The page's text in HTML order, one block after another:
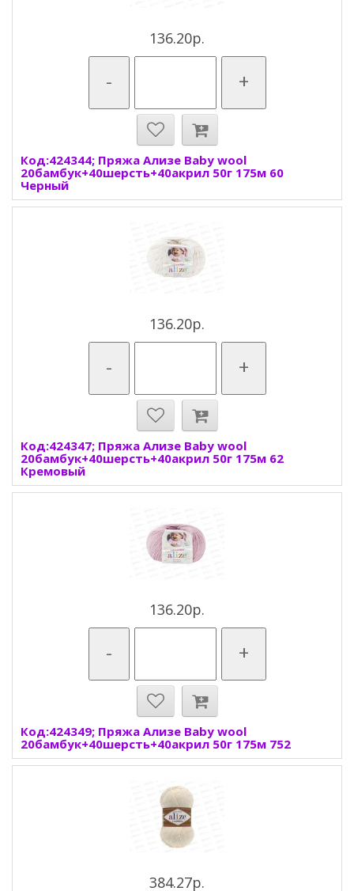
136.20р.
- +
Код:424344; Пряжа Ализе Baby wool
20бамбук+40шерсть+40акрил 50г 175м 60
Черный
136.20р.
- +
Код:424347; Пряжа Ализе Baby wool
20бамбук+40шерсть+40акрил 50г 175м 62
Кремовый
136.20р.
- +
Код:424349; Пряжа Ализе Baby wool
20бамбук+40шерсть+40акрил 50г 175м 752
384.27р.